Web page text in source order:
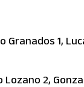
Granados 1,
Lozano 2,